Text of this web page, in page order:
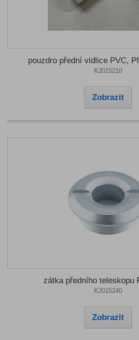
pouzdro přední vidlice PVC,
K2015210
Zobrazit
zátka předního teleskopu
K2015240
Zobrazit